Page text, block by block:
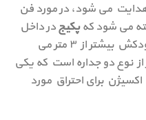
می شود، در مورد فن
می شود کهپکیجدر داخل
واحد قرار می گیرد و یا طول افقی دودکش بیشتر از ۳ متر می
نوع دو جداره است که یکی
برای احتراق مورد